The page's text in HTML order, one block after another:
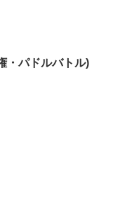
・パドルバトル)